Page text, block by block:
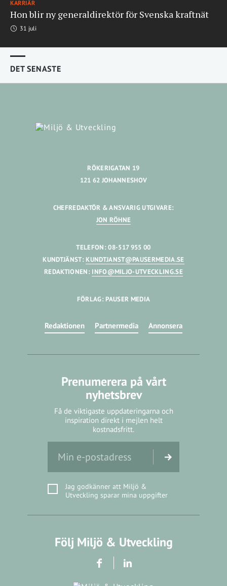
KARRIÄR
Hon blir ny generaldirektör för Svenska kraftnät
31 juli
DET SENASTE
RÖKERIGATAN 19
121 62 JOHANNESHOV
CHEFREDAKTÖR & ANSVARIG UTGIVARE:
JON RÖHNE
TELEFON: 08-517 955 00
KUNDTJÄNST: KUNDTJANST@PAUSERMEDIA.SE
REDAKTIONEN: INFO@MILJO-UTVECKLING.SE
FÖRLAG: PAUSER MEDIA
Redaktionen Partnermedia Annonsera
Prenumerera på vårt
nyhetsbrev
Få de viktigaste uppdateringarna och
inspiration direkt i mejlen helt
kostnadsfritt.
Jag godkänner att Miljö &
Utveckling sparar mina uppgifter
Följ Miljö & Utveckling